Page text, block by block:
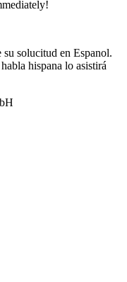
solucitud en Espanol.
hispana lo asistirá